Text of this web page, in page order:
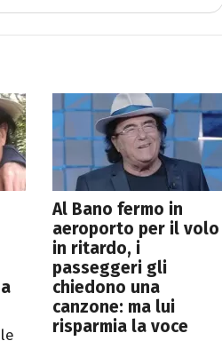
Al Bano fermo in
aeroporto per il volo
in ritardo, i
passeggeri gli
chiedono una
canzone: ma lui
risparmia la voce